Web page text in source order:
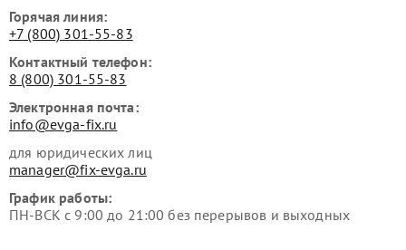
Горячая линия:
+7 (800) 301-55-83
Контактный телефон:
8 (800) 301-55-83
Электронная почта:
info@evga-fix.ru
для юридических лиц
manager@fix-evga.ru
График работы:
ПН-ВСК с 9:00 до 21:00 без перерывов и выходных